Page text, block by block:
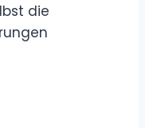
die